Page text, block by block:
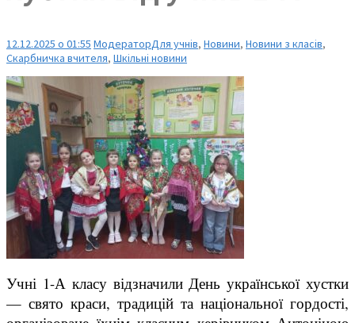
12.12.2025 о 01:55 МодераторДля учнів, Новини, Новини з класів,
Скарбничка вчителя, Шкільні новини
Учні 1-А класу відзначили День української хустки
— свято краси, традицій та національної гордості,